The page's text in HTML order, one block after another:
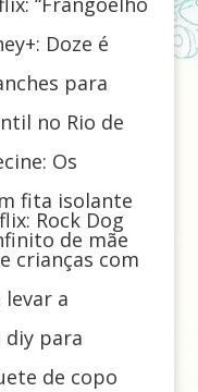
Doze é
para
no Rio de
Os
fita isolante
Rock Dog
de mãe
crianças com
a
para
de copo